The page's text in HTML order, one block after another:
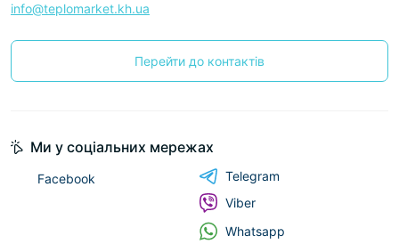
info@teplomarket.kh.ua
Перейти до контактів
Ми у соціальних мережах
Facebook
Telegram
Viber
Whatsapp